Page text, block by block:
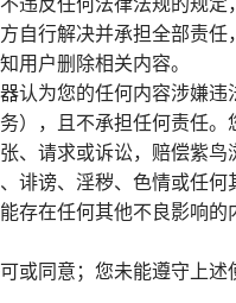
反任何法律法规的规
行解决并承担全部责任
用户删除相关内容。
为您的任何内容涉嫌
，且不承担任何责任
请求或诉讼，赔偿紫鸟
谤、淫秽、色情或任何
在任何其他不良影响
同意；您未能遵守上